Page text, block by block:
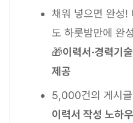
채워 넣으면 완성!
도 하룻밤만에 완
🎁이력서·경력기
제공
5,000건의 게시
이력서 작성 노하우